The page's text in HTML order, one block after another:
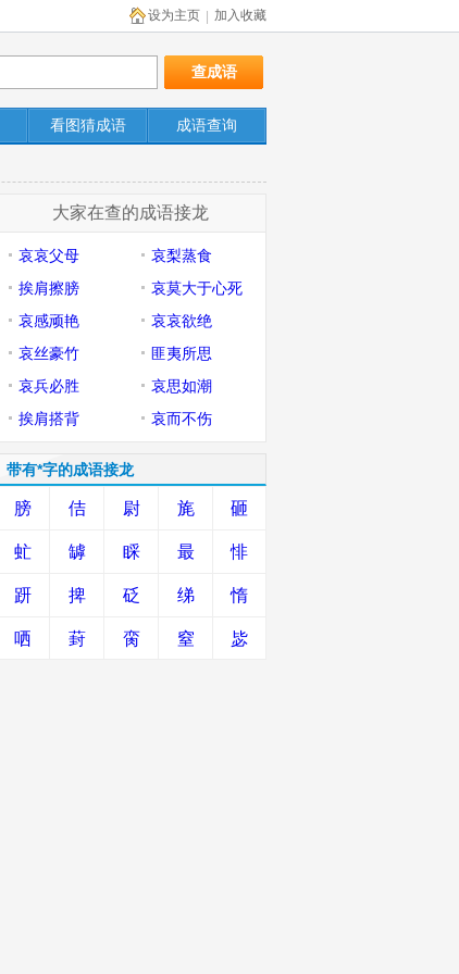
加入收藏
设为主页
看图猜成语 成语查询
大家在查的成语接龙
哀哀父母
哀梨蒸食
挨肩擦膀
哀莫大于心死
哀感顽艳
哀哀欲绝
哀丝豪竹
匪夷所思
哀兵必胜
哀思如潮
挨肩搭背
哀而不伤
带有*字的成语接龙
膀 佶 尉 旄 砸
虻 罅 睬 最 悱
趼 捭 砭 绨 惰
哂 葑 脔 窒 毖